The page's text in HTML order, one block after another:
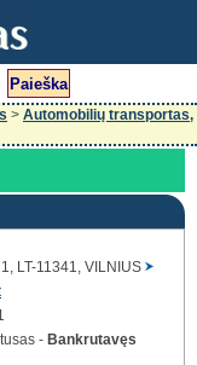
> Automobilių transportas,
LT-11341, VILNIUS
- Bankrutavęs